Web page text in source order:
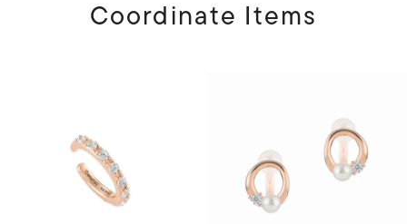
Coordinate Items